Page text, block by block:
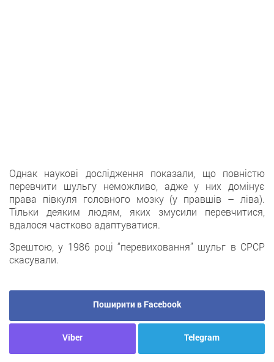
Однак наукові дослідження показали, що повністю
перевчити шульгу неможливо, адже у них домінує
права півкуля головного мозку (у правшів – ліва).
Тільки деяким людям, яких змусили перевчитися,
вдалося частково адаптуватися.
Зрештою, у 1986 році “перевиховання” шульг в СРСР
скасували.
Поширити в Facebook
Viber Telegram